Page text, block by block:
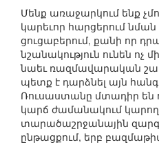
Մենք առաջարկում ենք
կարեւոր հարցերում նման
ցուցաբերում, քանի որ
նշանակություն ունեն ոչ
նաեւ ռազմավարական
պետք է դարձնել այն
Ռուսաստանը մտադիր են
կարճ ժամանակում կարող
տարածաշրջանային
ընթացքում, երբ